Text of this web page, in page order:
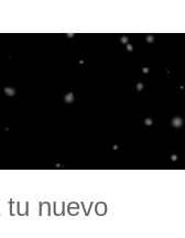
tu nuevo